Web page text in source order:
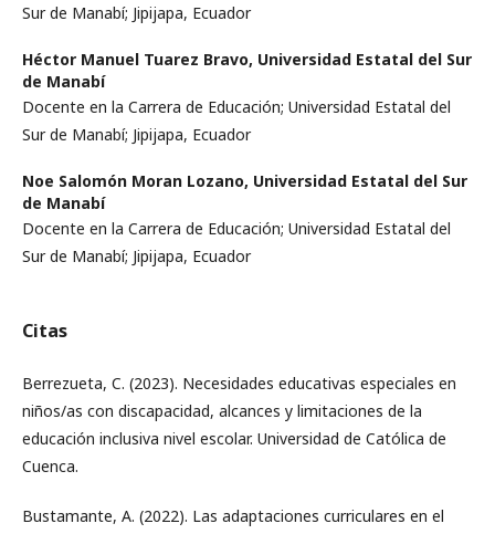
Sur de Manabí; Jipijapa, Ecuador
Héctor Manuel Tuarez Bravo, Universidad Estatal del Sur
de Manabí
Docente en la Carrera de Educación; Universidad Estatal del
Sur de Manabí; Jipijapa, Ecuador
Noe Salomón Moran Lozano, Universidad Estatal del Sur
de Manabí
Docente en la Carrera de Educación; Universidad Estatal del
Sur de Manabí; Jipijapa, Ecuador
Citas
Berrezueta, C. (2023). Necesidades educativas especiales en
niños/as con discapacidad, alcances y limitaciones de la
educación inclusiva nivel escolar. Universidad de Católica de
Cuenca.
Bustamante, A. (2022). Las adaptaciones curriculares en el